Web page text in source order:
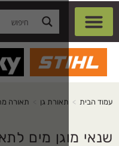
תאורת גן > תאורה מתח נמוך 12V >
מים לתאורת